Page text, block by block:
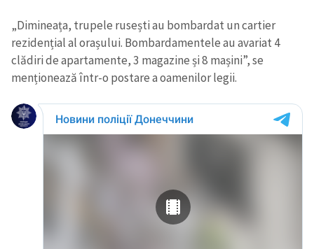
„Dimineața, trupele rusești au bombardat un cartier
rezidențial al orașului. Bombardamentele au avariat 4
clădiri de apartamente, 3 magazine și 8 mașini”, se
menționează într-o postare a oamenilor legii.